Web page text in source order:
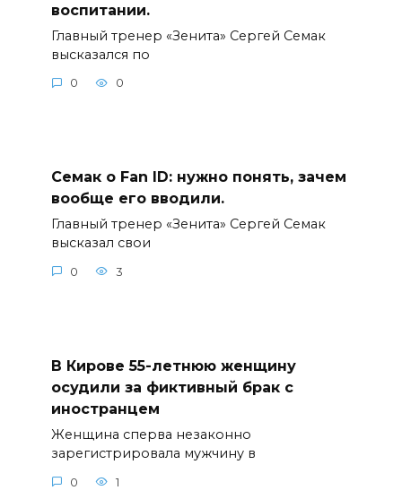
воспитании.
Главный тренер «Зенита» Сергей Семак
высказался по
0 0
Семак о Fan ID: нужно понять, зачем
вообще его вводили.
Главный тренер «Зенита» Сергей Семак
высказал свои
0 3
В Кирове 55-летнюю женщину
осудили за фиктивный брак с
иностранцем
Женщина сперва незаконно
зарегистрировала мужчину в
0 1